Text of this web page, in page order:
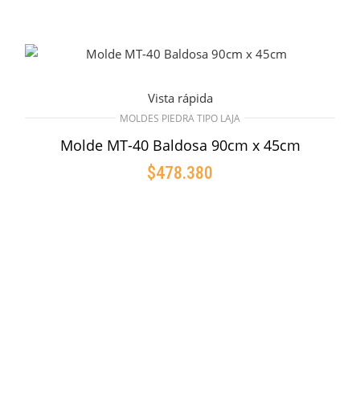
Vista rápida
MOLDES PIEDRA TIPO LAJA
Molde MT-40 Baldosa 90cm x 45cm
$478.380